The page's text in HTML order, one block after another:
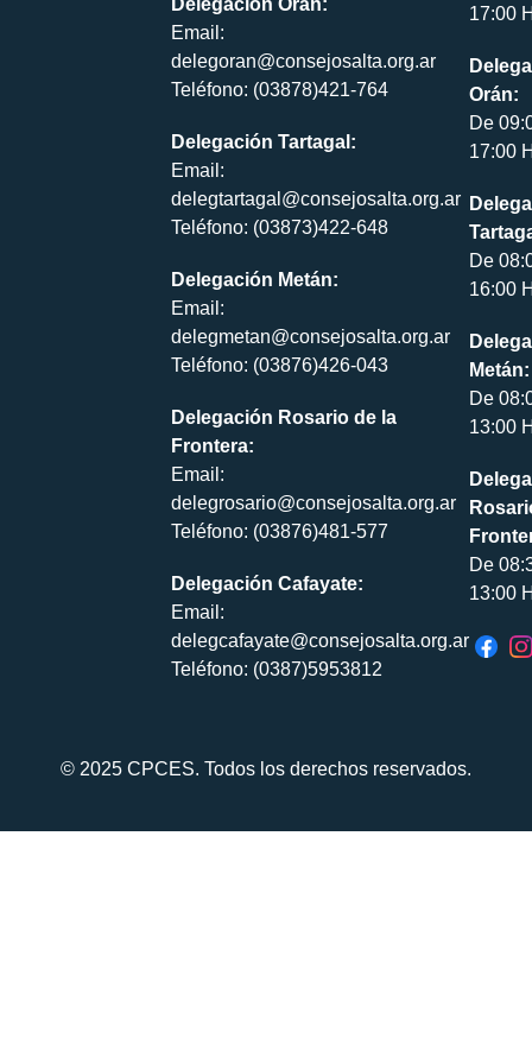
Delegación Orán:
Email:
delegoran@consejosalta.org.ar
Teléfono: (03878)421-764
Delegación Tartagal:
Email:
delegtartagal@consejosalta.org.ar
Teléfono: (03873)422-648
Delegación Metán:
Email:
delegmetan@consejosalta.org.ar
Teléfono: (03876)426-043
Delegación Rosario de la
Frontera:
Email:
delegrosario@consejosalta.org.ar
Teléfono: (03876)481-577
Delegación Cafayate:
Email:
delegcafayate@consejosalta.org.ar
Teléfono: (0387)5953812
17:00
Orán:
De
17:00
De
16:00
Metán:
De
13:00
De
13:00
© 2025 CPCES. Todos los derechos reservados.